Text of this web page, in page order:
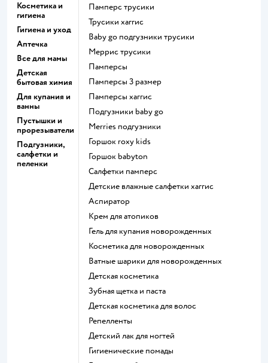
Косметика и
гигиена
Гигиена и уход
Аптечка
Все для мамы
Детская
бытовая химия
Для купания и
ванны
Пустышки и
прорезыватели
Подгузники,
салфетки и
пеленки
памперс трусики
трусики хаггис
baby go подгузники трусики
меррис трусики
памперсы
памперсы 3 размер
памперсы хаггис
подгузники baby go
merries подгузники
горшок roxy kids
горшок babyton
салфетки памперс
детские влажные салфетки хаггис
аспиратор
крем для атопиков
гель для купания новорожденных
косметика для новорожденных
ватные шарики для новорожденных
детская косметика
зубная щетка и паста
детская косметика для волос
репелленты
детский лак для ногтей
гигиенические помады